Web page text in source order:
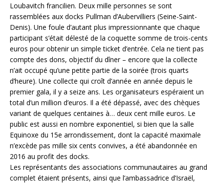
Loubavitch francilien. Deux mille personnes se sont
rassemblées aux docks Pullman d’Aubervilliers (Seine-Saint-
Denis). Une foule d’autant plus impressionnante que chaque
participant s’était délesté de la coquette somme de trois-cents
euros pour obtenir un simple ticket d’entrée. Cela ne tient pas
compte des dons, objectif du dîner – encore que la collecte
n’ait occupé qu’une petite partie de la soirée (trois quarts
d’heure). Une collecte qui croît d’année en année depuis le
premier gala, il y a seize ans. Les organisateurs espéraient un
total d’un million d’euros. Il a été dépassé, avec des chèques
variant de quelques centaines à… deux cent mille euros. Le
public est aussi en nombre exponentiel, si bien que la salle
Equinoxe du 15e arrondissement, dont la capacité maximale
n’excède pas mille six cents convives, a été abandonnée en
2016 au profit des docks.
Les représentants des associations communautaires au grand
complet étaient présents, ainsi que l’ambassadrice d’Israël,